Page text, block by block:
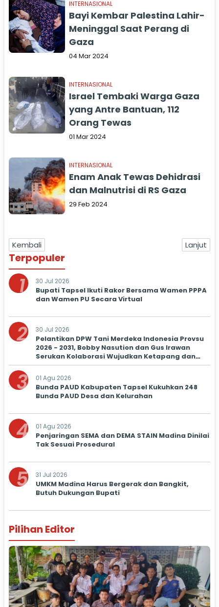
INTERNASIONAL
Bayi Kembar Palestina Lahir-
Meninggal Saat Perang di
Gaza
04 Mar 2024
INTERNASIONAL
Israel Tembaki Warga Gaza
yang Antre Bantuan, 112
Orang Tewas
01 Mar 2024
INTERNASIONAL
Enam Anak Tewas Dehidrasi
dan Malnutrisi di RS Gaza
29 Feb 2024
Kembali Lanjut
Terpopuler
1 30 Jul 2026
Bupati Tapsel Ikuti Rakor Bersama Wamen PPPA
dan Wamen PU Secara Virtual
2 30 Jul 2026
Pelantikan DPW Tani Merdeka Indonesia Provsu
2026 - 2031, Bobby Nasution dan Gus Irawan
Serukan Kolaborasi Wujudkan Ketapang dan
Kesejahteraan Petani
3 01 Agu 2026
Bunda PAUD Kabupaten Tapsel Kukuhkan 248
Bunda PAUD Desa dan Kelurahan
4 01 Agu 2026
Penjaringan SEMA dan DEMA STAIN Madina Dinilai
Tak Sesuai Prosedural
5 31 Jul 2026
UMKM Madina Harus Bergerak dan Bangkit,
Butuh Dukungan Bupati
Pilihan Editor